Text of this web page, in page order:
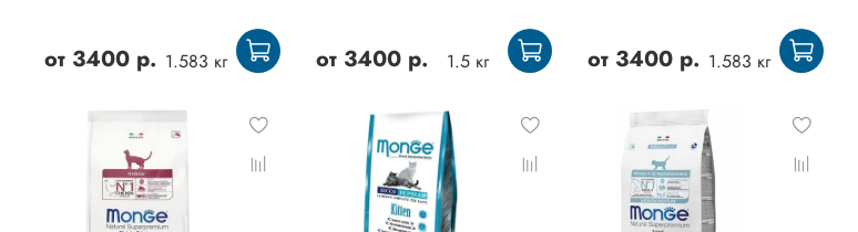
от 3400 р. 1.583 кг от 3400 р. 1.5 кг от 3400 р. 1.583 кг